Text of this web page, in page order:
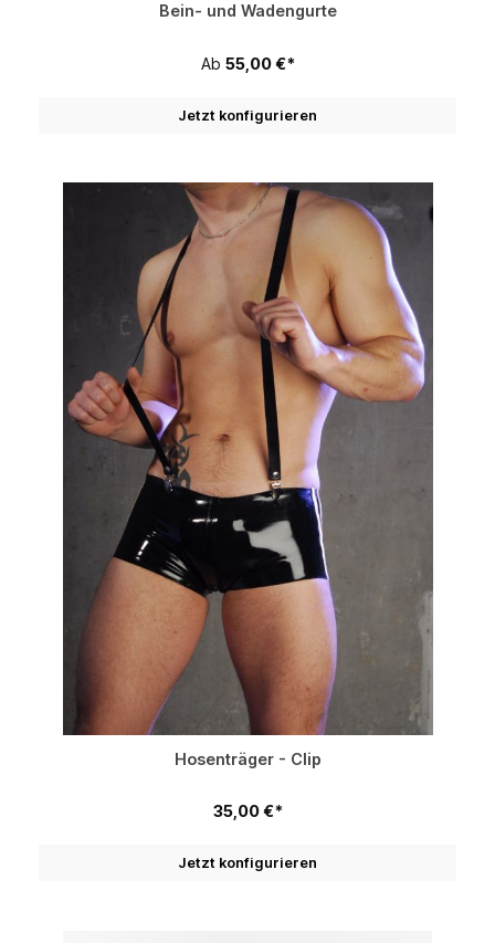
Bein- und Wadengurte
Ab 55,00 €*
Jetzt konfigurieren
Hosenträger - Clip
35,00 €*
Jetzt konfigurieren